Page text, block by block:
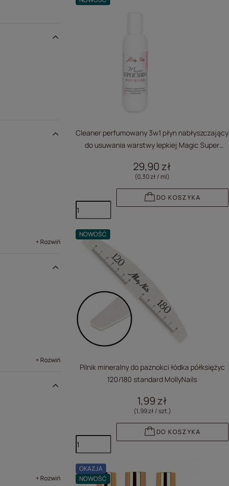
+ Rozwiń
+ Rozwiń
+ Rozwiń
Cleaner perfumowany 3w1 płyn nabłyszczający
do usuwania warstwy lepkiej Magic Super
29,90 zł
(0,30 zł / ml)
DO KOSZYKA
NOWOŚĆ
Pilnik mineralny do paznokci łódka półksiężyc
120/180 standard MollyNails
1,99 zł
(1,99 zł / szt.)
DO KOSZYKA
OKAZJA
NOWOŚĆ